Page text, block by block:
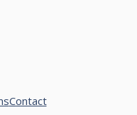
Contact